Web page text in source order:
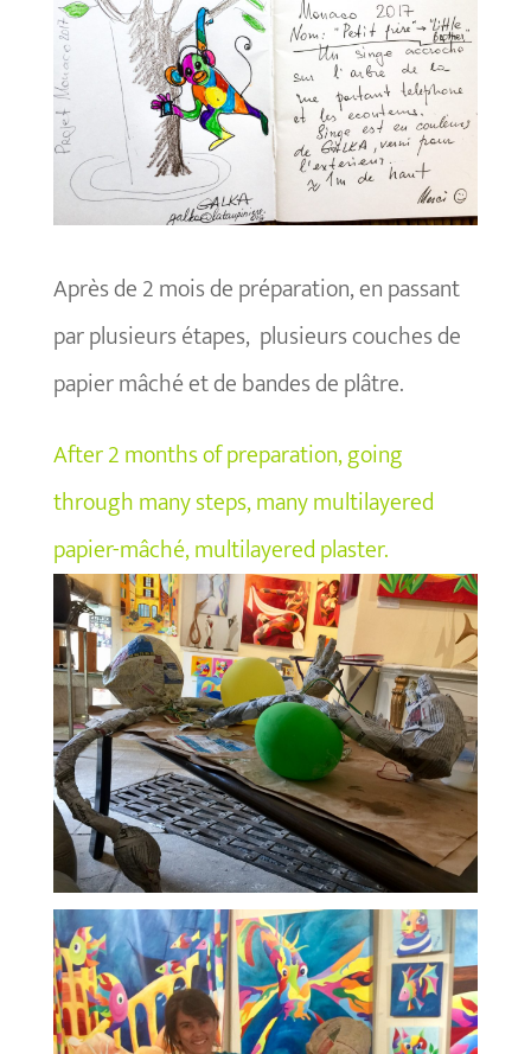
Après de 2 mois de préparation, en passant
par plusieurs étapes, plusieurs couches de
papier mâché et de bandes de plâtre.
After 2 months of preparation, going
through many steps, many multilayered
papier-mâché, multilayered plaster.